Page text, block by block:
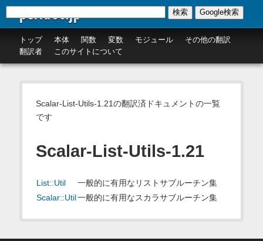
perldoc.jp
トップ 本体 関数 変数 モジュール
その他の翻訳
翻訳者
このサイトについて
検索 Google検索
Scalar-List-Utils-1.21の翻訳済ドキュメントの一覧
です
Scalar-List-Utils-1.21
List::Util
一般的に有用なリストサブルーチン集
Scalar::Util一般的に有用なスカラサブルーチン集